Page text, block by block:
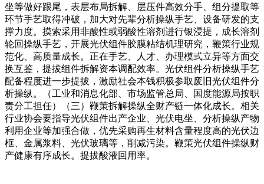
坐等做好跟尾，表层布局拆解、层压件高效分手、组分提取等
环节手艺取得冲破，加大对先辈分析操纵手艺、设备研发的支
撑力度。摸索采用非酸性或弱酸性溶剂进行银浸提，成长溶剂
轮回操纵手艺，开展光伏组件胶膜粘结机理研究，鞭策行业规
范化、高质量成长。正在手艺、人才、办理模式立异等方面交
换互鉴，提拔组件拆解资本调配效率。光伏组件分析操纵手艺
配备程度进一步提拔，激励社会本钱积极参取废旧光伏组件分
析操纵。（工业和消息化部、市场监管总局、国度能源局按职
责分工担任）（三）鞭策拆解操纵全财产链一体化成长。相关
行业协会要指导光伏组件出产企业、光伏电坐、分析操纵产物
利用企业等加强合做，优先采购再生材料含量程度高的光伏边
框、金属浆料、光伏玻璃等，削减污染。鞭策光伏组件操纵财
产健康有序成长。提拔酸液回用率。